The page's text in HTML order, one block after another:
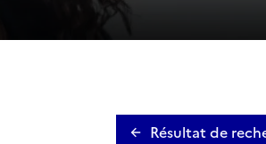
Résultat de